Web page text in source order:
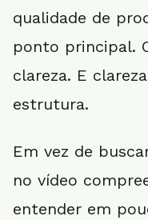
qualidade de
ponto principal.
clareza. E
estrutura.
Em vez de
no vídeo
entender em